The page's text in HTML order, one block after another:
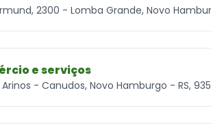
2300 - Lomba Grande, Novo
e serviços
Arinos - Canudos, Novo Hamburgo - RS,